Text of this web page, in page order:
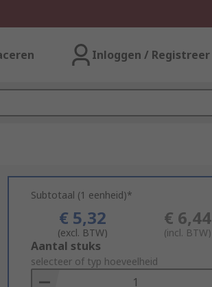
Inloggen / Registreer
Subtotaal (1 eenheid)*
€ 5,32
(excl. BTW)
€ 6,44
(incl. BTW)
Add
to
Basket
Aantal stuks
selecteer of typ hoeveelheid